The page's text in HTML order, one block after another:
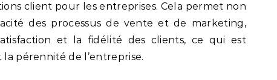
client pour les entreprises. Cela permet non
des processus de vente et de marketing,
et la fidélité des clients, ce qui est
pérennité de l’entreprise.